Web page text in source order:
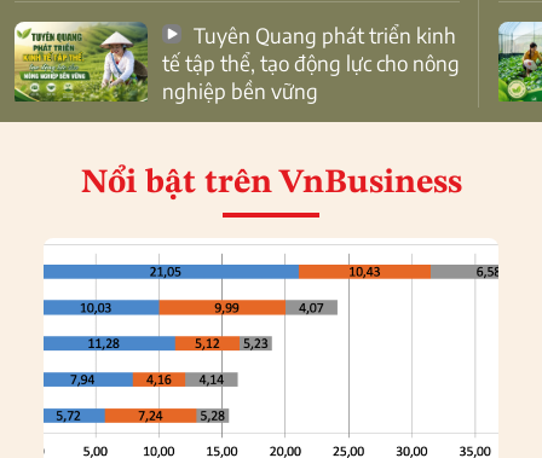
tế tập thể, tạo động lực cho nông
nghiệp bền vững
Nổi bật trên VnBusiness